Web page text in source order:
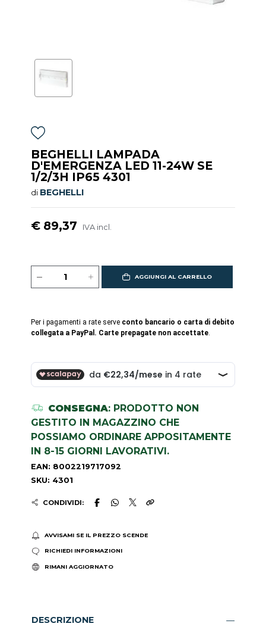
BEGHELLI LAMPADA
D'EMERGENZA LED 11-24W SE
1/2/3H IP65 4301
di BEGHELLI
€ 89,37 IVA incl.
AGGIUNGI AL CARRELLO
Per i pagamenti a rate serve conto bancario o carta di debito
collegata a PayPal. Carte prepagate non accettate.
CONSEGNA: PRODOTTO NON
GESTITO IN MAGAZZINO CHE
POSSIAMO ORDINARE APPOSITAMENTE
IN 8-15 GIORNI LAVORATIVI.
EAN: 8002219717092
SKU: 4301
CONDIVIDI:
AVVISAMI SE IL PREZZO SCENDE
RICHIEDI INFORMAZIONI
RIMANI AGGIORNATO
DESCRIZIONE